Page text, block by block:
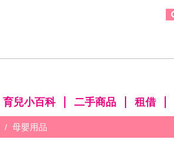
育兒小百科 二手商品 租借
母嬰用品